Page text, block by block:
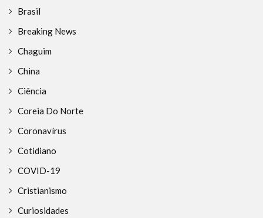
Brasil
Breaking News
Chaguim
China
Ciência
Coreia Do Norte
Coronavírus
Cotidiano
COVID-19
Cristianismo
Curiosidades